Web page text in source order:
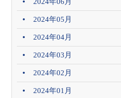
2024年06月
2024年05月
2024年04月
2024年03月
2024年02月
2024年01月